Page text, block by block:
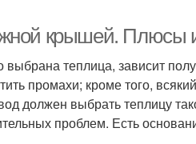
крышей. Плюсы
выбрана теплица, зависит
промахи; кроме того,
должен выбрать теплицу
проблем. Есть